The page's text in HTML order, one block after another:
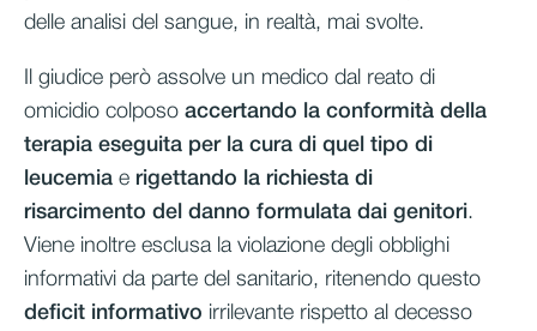
delle analisi del sangue, in realtà, mai svolte.
Il giudice però assolve un medico dal reato di
omicidio colposo accertando la conformità della
terapia eseguita per la cura di quel tipo di
leucemia e rigettando la richiesta di
risarcimento del danno formulata dai genitori.
Viene inoltre esclusa la violazione degli obblighi
informativi da parte del sanitario, ritenendo questo
deficit informativo irrilevante rispetto al decesso